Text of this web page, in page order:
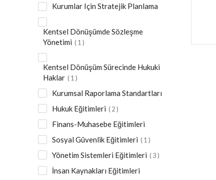
Kurumlar Için Stratejik Planlama
Kentsel Dönüşümde Sözleşme
Yönetimi
1
Kentsel Dönüşüm Sürecinde Hukuki
Haklar
1
Kurumsal Raporlama Standartları
Hukuk Eğitimleri
2
Finans-Muhasebe Eğitimleri
Sosyal Güvenlik Eğitimleri
1
Yönetim Sistemleri Eğitimleri 3
İnsan Kaynakları Eğitimleri